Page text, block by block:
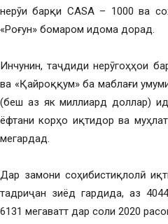
нерӯи барқи CASA – 1000 ва
«Роғун» бомаром идома дорад.
Инчунин, таҷдиди нерӯгоҳҳои
ва «Қайроққум» ба маблағи
(беш аз як миллиард доллар)
ёфтани корҳо иқтидор ва
мегардад.
Дар замони соҳибистиқлолӣ
тадриҷан зиёд гардида, аз
6131 мегаватт дар соли 2020